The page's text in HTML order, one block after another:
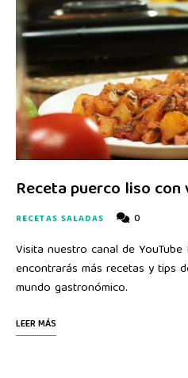
Receta puerco liso
RECETAS SALADAS 0
Visita nuestro canal de
encontrarás más recetas y tips
mundo gastronómico.
LEER MÁS